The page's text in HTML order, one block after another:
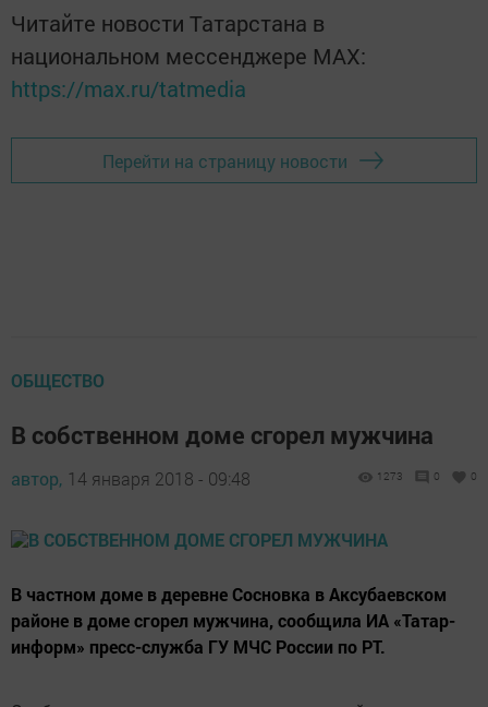
Читайте новости Татарстана в
национальном мессенджере MАХ:
https://max.ru/tatmedia
Перейти на страницу новости
ОБЩЕСТВО
В собственном доме сгорел мужчина
автор, 14 января 2018 - 09:48 1273 0 0
В частном доме в деревне Сосновка в Аксубаевском
районе в доме сгорел мужчина, сообщила ИА «Татар-
информ» пресс-служба ГУ МЧС России по РТ.